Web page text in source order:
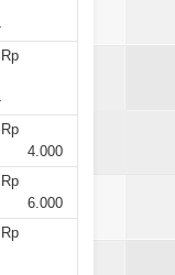
Rp
Rp
4.000
Rp
6.000
Rp